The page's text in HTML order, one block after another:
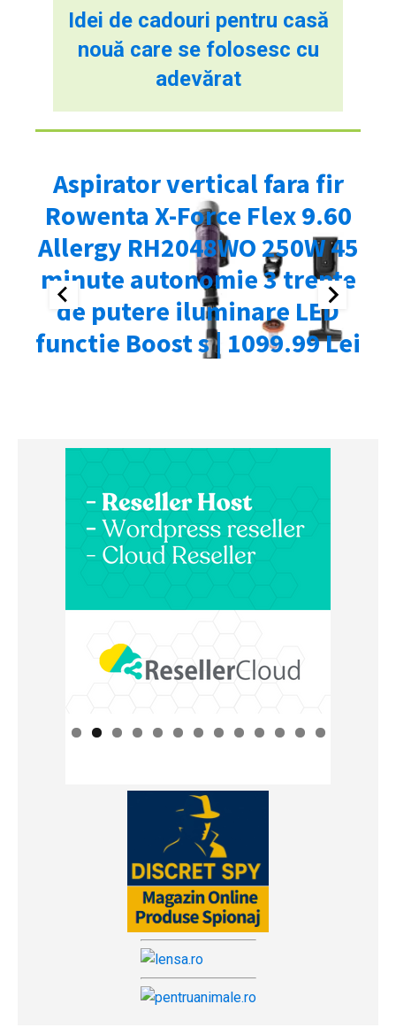
Idei de cadouri pentru casă
nouă care se folosesc cu
adevărat